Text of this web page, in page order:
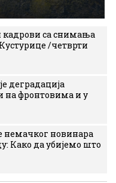
са снимања
/четврти
деградација
на фронтовима и у
немачког новинара
Како да убијемо што